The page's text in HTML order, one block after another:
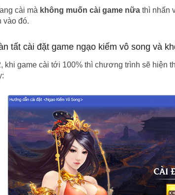
cài mà không muốn cài game nữathì nhấn
vào đó.
tất cài đặt game ngạo kiếm vô song và
khi game cài tới 100% thì chương trình sẽ hiện